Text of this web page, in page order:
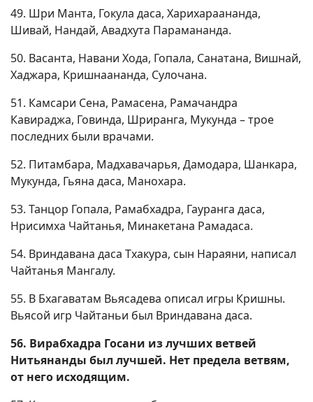
49. Шри Манта, Гокула даса, Харихараананда,
Шивай, Нандай, Авадхута Парамананда.
50. Васанта, Навани Хода, Гопала, Санатана, Вишнай,
Хаджара, Кришнаананда, Сулочана.
51. Камсари Сена, Рамасена, Рамачандра
Кавираджа, Говинда, Шриранга, Мукунда – трое
последних были врачами.
52. Питамбара, Мадхавачарья, Дамодара, Шанкара,
Мукунда, Гьяна даса, Манохара.
53. Танцор Гопала, Рамабхадра, Гауранга даса,
Нрисимха Чайтанья, Минакетана Рамадаса.
54. Вриндавана даса Тхакура, сын Нараяни, написал
Чайтанья Мангалу.
55. В Бхагаватам Вьясадева описал игры Кришны.
Вьясой игр Чайтаньи был Вриндавана даса.
56. Вирабхадра Госани из лучших ветвей
Нитьянанды был лучшей. Нет предела ветвям,
от него исходящим.